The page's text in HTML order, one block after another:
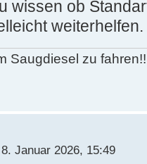
wissen ob
weiterhelfen.
Saugdiesel zu
Januar 2026, 15:49